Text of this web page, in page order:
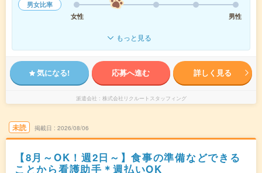
男女比率
女性
男性
もっと見る
気になる! 応募へ進む 詳しく見る
派遣会社 株式会社リクルートスタッフィング
未読 掲載日 2026/08/06
【8月～OK！週2日～】食事の準備などできる
ことから看護助手＊週払いOK